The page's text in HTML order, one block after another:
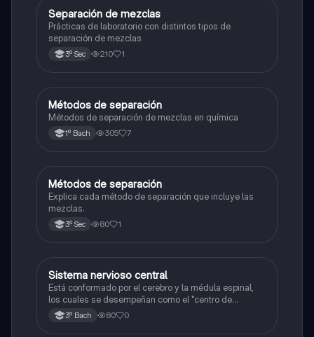
Química
Separación de mezclas
Prácticas de laboratorio con distintos tipos de
separación de mezclas
3º Sec 210 1
Química
Métodos de separación
Métodos de separación de mezclas en química
1º Bach 305 7
Química
Métodos de separación
Explica cada método de separación que incluye las
mezclas.
3º Sec 80 1
Química
Sistema nervioso central
Está conformado por el cerebro y la médula espinal,
los cuales se desempeñan como el "centro de
procesamiento" principal para todo el sistema
nervioso y controlan todas las funciones del cuerpo.
3º Bach 80 0